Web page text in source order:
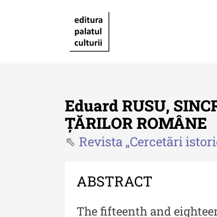
Revista "Cercetări istorice"
XLIV - 2025
Eduard RUSU,
ȚĂRILOR ROMÂNE
Revista „Cercetări
ABSTRACT
The fifteenth and